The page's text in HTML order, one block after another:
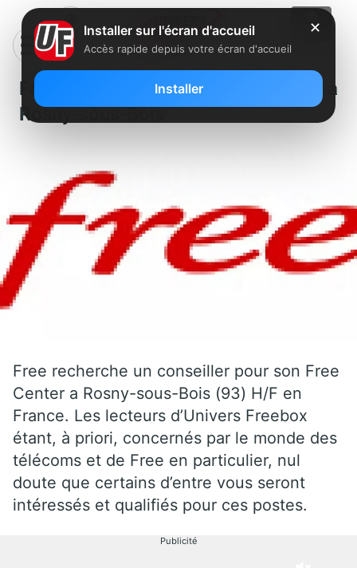
Free recherche un conseiller à
Rosny-sous-Bois
Free recherche un conseiller pour son Free
Center a Rosny-sous-Bois (93) H/F en
France. Les lecteurs d’Univers Freebox
étant, à priori, concernés par le monde des
télécoms et de Free en particulier, nul
doute que certains d’entre vous seront
intéressés et qualifiés pour ces postes.
Publicité
✕
Installer sur l'écran d'accueil
Accès rapide depuis votre écran d'accueil
Installer